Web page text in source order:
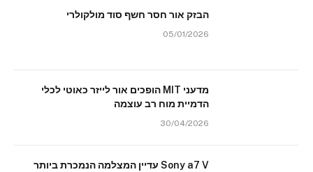
הבזק אור חסר חשף סוד מולקולרי
05/01/2026
מדעני MIT הופכים אור לייזר כאוטי לכלי
הדמיית מוח רב עוצמה
30/04/2026
Sony a7 V עדיין המצלמה הנמכרת ביותר